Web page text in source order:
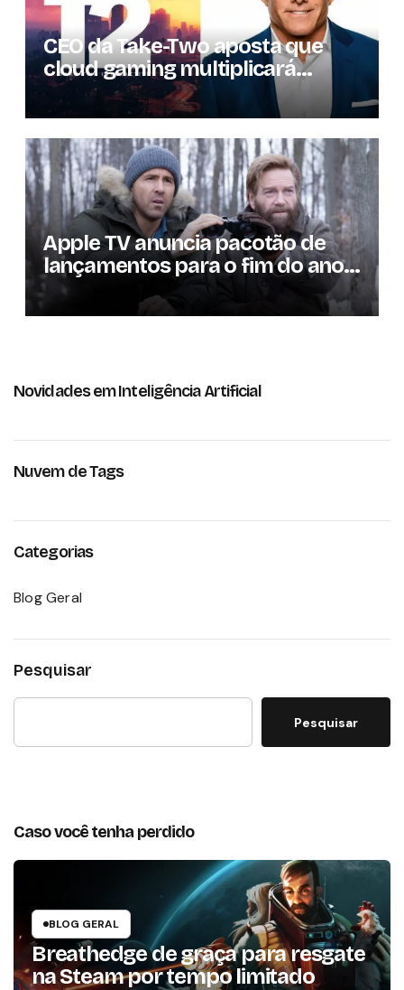
CEO da Take-Two aposta que
cloud gaming multiplicará
mercado de jogos por 10 em três
anos
Apple TV anuncia pacotão de
lançamentos para o fim do ano;
conheça as produções
Novidades em Inteligência Artificial
Nuvem de Tags
Categorias
Blog Geral
Pesquisar
Pesquisar
Caso você tenha perdido
BLOG GERAL
Breathedge de graça para resgate
na Steam por tempo limitado